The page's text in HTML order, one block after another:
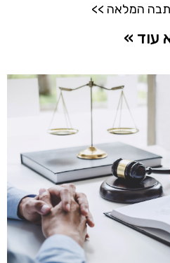
המלאה >>
עוד »